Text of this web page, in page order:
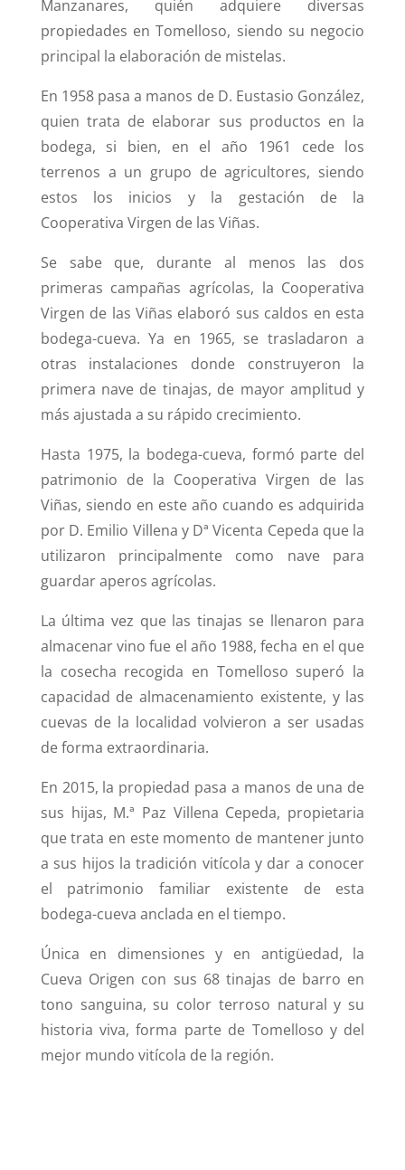
Manzanares, quién adquiere diversas
propiedades en Tomelloso, siendo su negocio
principal la elaboración de mistelas.
En 1958 pasa a manos de D. Eustasio González,
quien trata de elaborar sus productos en la
bodega, si bien, en el año 1961 cede los
terrenos a un grupo de agricultores, siendo
estos los inicios y la gestación de la
Cooperativa Virgen de las Viñas.
Se sabe que, durante al menos las dos
primeras campañas agrícolas, la Cooperativa
Virgen de las Viñas elaboró sus caldos en esta
bodega-cueva. Ya en 1965, se trasladaron a
otras instalaciones donde construyeron la
primera nave de tinajas, de mayor amplitud y
más ajustada a su rápido crecimiento.
Hasta 1975, la bodega-cueva, formó parte del
patrimonio de la Cooperativa Virgen de las
Viñas, siendo en este año cuando es adquirida
por D. Emilio Villena y Dª Vicenta Cepeda que la
utilizaron principalmente como nave para
guardar aperos agrícolas.
La última vez que las tinajas se llenaron para
almacenar vino fue el año 1988, fecha en el que
la cosecha recogida en Tomelloso superó la
capacidad de almacenamiento existente, y las
cuevas de la localidad volvieron a ser usadas
de forma extraordinaria.
En 2015, la propiedad pasa a manos de una de
sus hijas, M.ª Paz Villena Cepeda, propietaria
que trata en este momento de mantener junto
a sus hijos la tradición vitícola y dar a conocer
el patrimonio familiar existente de esta
bodega-cueva anclada en el tiempo.
Única en dimensiones y en antigüedad, la
Cueva Origen con sus 68 tinajas de barro en
tono sanguina, su color terroso natural y su
historia viva, forma parte de Tomelloso y del
mejor mundo vitícola de la región.